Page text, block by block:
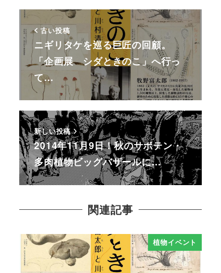
古い投稿
ニギリタケを巡る巨匠の回顧。
「企画展 シダときのこ」へ行っ
て…
新しい投稿
2014年11月9日！秋のサボテン・
多肉植物ビッグバザールに…
関連記事
植物イベント